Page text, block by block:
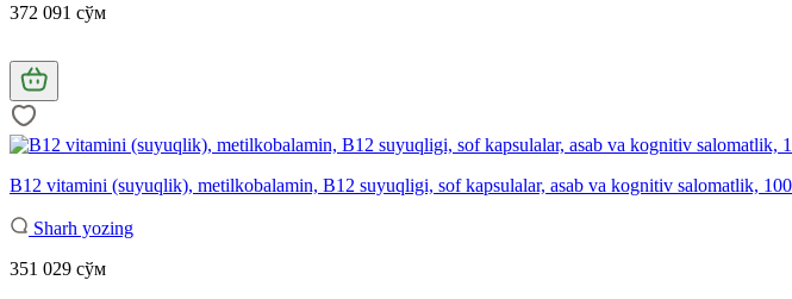
372 091 сўм
B12 vitamini (suyuqlik), metilkobalamin, B12 suyuqligi, sof kapsulalar, asab va kognitiv salomatlik,
Sharh yozing
351 029 сўм